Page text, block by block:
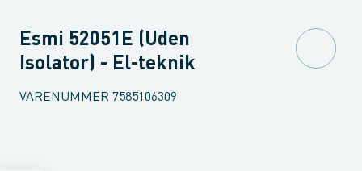
Esmi 52051E (Uden
Isolator) - El-teknik
VARENUMMER 7585106309